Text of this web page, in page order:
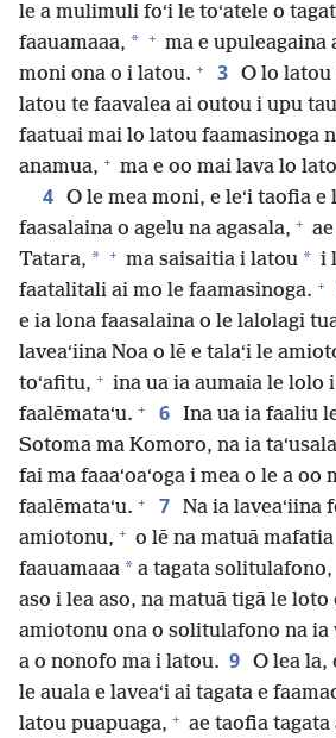
le a mulimuli foʻi le toʻatele o
faauamaaa, * + ma e upuleagaina
moni ona o i latou. + 3 O lo latou
latou te faavalea ai outou i upu
faatuai mai lo latou faamasinoga
anamua, + ma e oo mai lava lo
4 O le mea moni, e leʻi taofia e
faasalaina o agelu na agasala, +
Tatara, * + ma saisaitia i latou * i
faatalitali ai mo le faamasinoga. +
e ia lona faasalaina o le lalolagi
laveaʻiina Noa o lē e talaʻi le
toʻafitu, + ina ua ia aumaia le lolo
faalēmataʻu. + 6 Ina ua ia faaliu
Sotoma ma Komoro, na ia
fai ma faaaʻoaʻoga i mea o le a oo
faalēmataʻu. + 7 Na ia laveaʻiina
amiotonu, + o lē na matuā
faauamaaa * a tagata solitulafono,
aso i lea aso, na matuā tigā le loto
amiotonu ona o solitulafono na ia
a o nonofo ma i latou. 9 O lea la,
le auala e laveaʻi ai tagata e
latou puapuaga, + ae taofia